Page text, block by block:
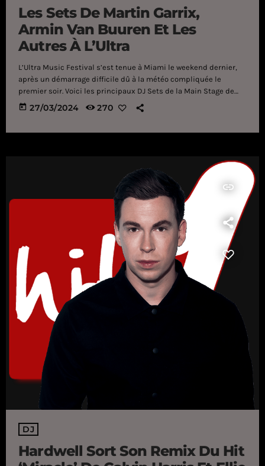
Les Sets De Martin Garrix,
Armin Van Buuren Et Les
Autres À L’Ultra
L’Ultra Music Festival s’est tenue à Miami le weekend dernier,
après un démarrage difficile dû à la météo compliquée le
premier soir. Voici les principaux DJ Sets de la Main Stage de
l’édition 2024. Martin Garrix Armin Van Buuren Hardwell Oliver
Heldens Afrojack
today 27/03/2024 270
insert_link
DJ
Hardwell Sort Son Remix Du Hit